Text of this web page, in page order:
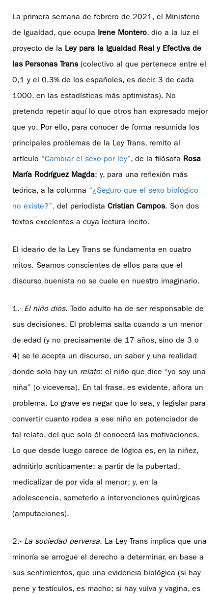
La primera semana de febrero de 2021, el Ministerio
de Igualdad, que ocupa Irene Montero, dio a la luz el
proyecto de la Ley para la Igualdad Real y Efectiva de
las Personas Trans(colectivo al que pertenece entre el
0,1 y el 0,3% de los españoles, es decir, 3 de cada
1000, en las estadísticas más optimistas). No
pretendo repetir aquí lo que otros han expresado mejor
que yo. Por ello, para conocer de forma resumida los
principales problemas de la Ley Trans, remito al
artículo “Cambiar el sexo por ley”, de la filósofa Rosa
María Rodríguez Magda; y, para una reflexión más
teórica, a la columna “¿Seguro que el sexo biológico
no existe?”, del periodista Cristian Campos. Son dos
textos excelentes a cuya lectura incito.
El ideario de la Ley Trans se fundamenta en cuatro
mitos. Seamos conscientes de ellos para que el
discurso buenista no se cuele en nuestro imaginario.
1.- El niño dios. Todo adulto ha de ser responsable de
sus decisiones. El problema salta cuando a un menor
de edad (y no precisamente de 17 años, sino de 3 o
4) se le acepta un discurso, un saber y una realidad
donde solo hay un relato: el niño que dice “yo soy una
niña” (o viceversa). En tal frase, es evidente, aflora un
problema. Lo grave es negar que lo sea, y legislar para
convertir cuanto rodea a ese niño en potenciador de
tal relato, del que solo él conocerá las motivaciones.
Lo que desde luego carece de lógica es, en la niñez,
admitirlo acríticamente; a partir de la pubertad,
medicalizar de por vida al menor; y, en la
adolescencia, someterlo a intervenciones quirúrgicas
(amputaciones).
2.- La sociedad perversa. La Ley Trans implica que una
minoría se arrogue el derecho a determinar, en base a
sus sentimientos, que una evidencia biológica (si hay
pene y testículos, es macho; si hay vulva y vagina, es